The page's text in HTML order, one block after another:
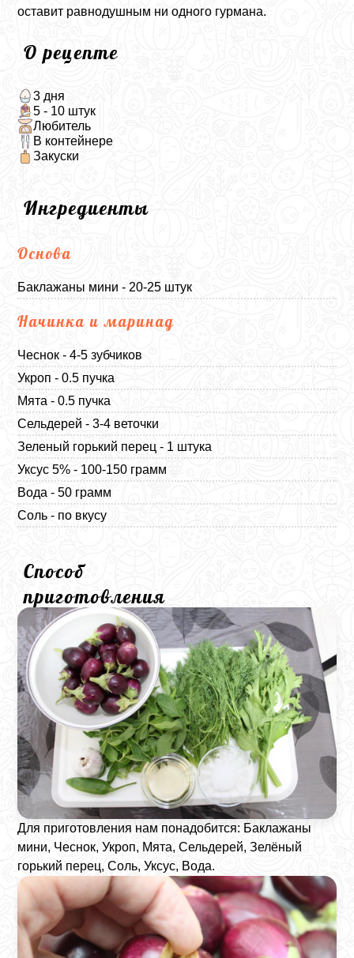
оставит равнодушным ни одного гурмана.
О рецепте
3 дня
5 - 10 штук
Любитель
В контейнере
Закуски
Ингредиенты
Основа
Баклажаны мини - 20-25 штук
Начинка и маринад
Чеснок - 4-5 зубчиков
Укроп - 0.5 пучка
Мята - 0.5 пучка
Сельдерей - 3-4 веточки
Зеленый горький перец - 1 штука
Уксус 5% - 100-150 грамм
Вода - 50 грамм
Соль - по вкусу
Способ
приготовления
Для приготовления нам понадобится: Баклажаны
мини, Чеснок, Укроп, Мята, Сельдерей, Зелёный
горький перец, Соль, Уксус, Вода.